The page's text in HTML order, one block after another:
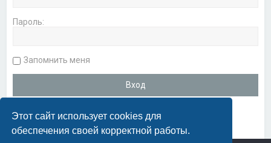
Этот сайт использует cookies для
обеспечения своей корректной работы.
Пароль:
Запомнить меня